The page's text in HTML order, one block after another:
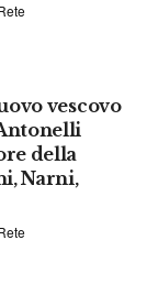
vescovo
della
Narni,